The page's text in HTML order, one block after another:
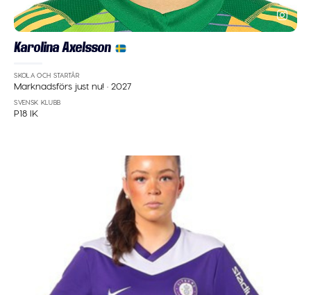
Karolina Axelsson
SKOLA OCH STARTÅR
Marknadsförs just nu!·2027
SVENSK KLUBB
P18 IK